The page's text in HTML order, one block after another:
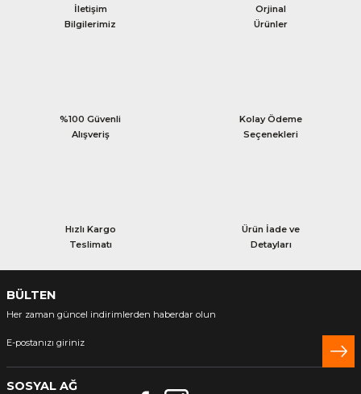
İletişim
Bilgilerimiz
Orjinal
Ürünler
%100 Güvenli
Alışveriş
Kolay Ödeme
Seçenekleri
Hızlı Kargo
Teslimatı
Ürün İade ve
Detayları
BÜLTEN
Her zaman güncel indirimlerden haberdar olun
SOSYAL AĞ